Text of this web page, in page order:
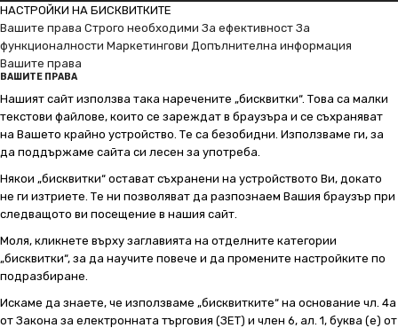
НАСТРОЙКИ НА БИСКВИТКИТЕ
Вашите права Строго необходими За ефективност За
функционалности Маркетингови Допълнителна информация
Вашите права
ВАШИТЕ ПРАВА
Нашият сайт използва така наречените „бисквитки“. Това са малки
текстови файлове, които се зареждат в браузъра и се съхраняват
на Вашето крайно устройство. Те са безобидни. Използваме ги, за
да поддържаме сайта си лесен за употреба.
Някои „бисквитки“ остават съхранени на устройството Ви, докато
не ги изтриете. Те ни позволяват да разпознаем Вашия браузър при
следващото ви посещение в нашия сайт.
Моля, кликнете върху заглавията на отделните категории
„бисквитки“, за да научите повече и да промените настройките по
подразбиране.
Искаме да знаете, че използваме „бисквитките“ на основание чл. 4а
от Закона за електронната търговия (ЗЕТ) и член 6, ал. 1, буква (е) от